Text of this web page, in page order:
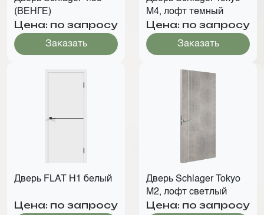
(ВЕНГЕ)
Цена: по запросу
Заказать
М4, лофт темный
Цена: по запросу
Заказать
Дверь FLAT Н1 белый
Цена: по запросу
Дверь Schlager Tokyo
М2, лофт светлый
Цена: по запросу